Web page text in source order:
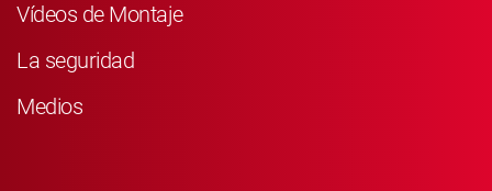
Vídeos de Montaje
La seguridad
Medios